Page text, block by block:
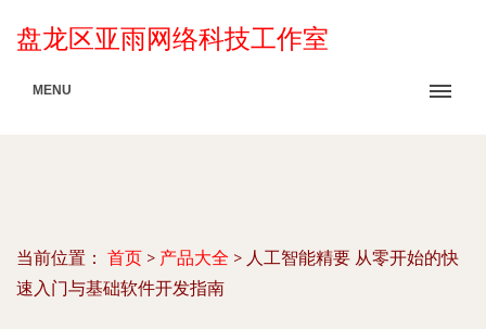
盘龙区亚雨网络科技工作室
MENU
当前位置： 首页 > 产品大全 > 人工智能精要 从零开始的快
速入门与基础软件开发指南